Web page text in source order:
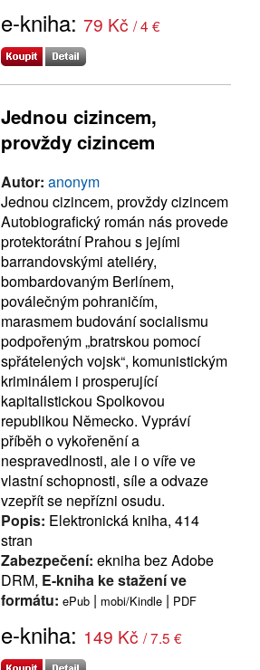
e-kniha: 79 Kč / 4 €
Jednou cizincem,
provždy cizincem
Autor: anonym
Jednou cizincem, provždy cizincem
Autobiografický román nás provede
protektorátní Prahou s jejími
barrandovskými ateliéry,
bombardovaným Berlínem,
poválečným pohraničím,
marasmem budování socialismu
podpořeným „bratrskou pomocí
spřátelených vojsk“, komunistickým
kriminálem i prosperující
kapitalistickou Spolkovou
republikou Německo. Vypráví
příběh o vykořenění a
nespravedlnosti, ale i o víře ve
vlastní schopnosti, síle a odvaze
vzepřít se nepřízni osudu.
Popis: Elektronická kniha, 414
stran
Zabezpečení: ekniha bez Adobe
DRM, E-kniha ke stažení ve
formátu: ePub | mobi/Kindle | PDF
e-kniha: 149 Kč / 7.5 €